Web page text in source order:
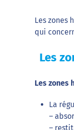
Les zones
qui
Les
Les zones
La
–
–